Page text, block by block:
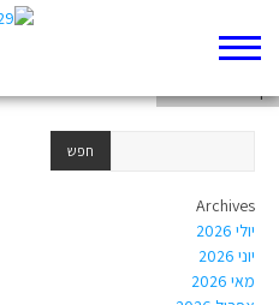
Archives
יולי 2026
יוני 2026
מאי 2026